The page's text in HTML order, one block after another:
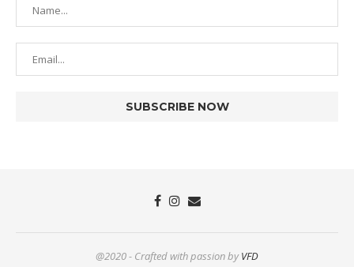
@2020 - Crafted with passion byVFD